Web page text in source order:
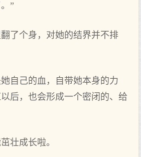
”
了个身，对她的结界并不排
自己的血，自带她本身的力
后，也会形成一个密闭的、给
壮成长啦。